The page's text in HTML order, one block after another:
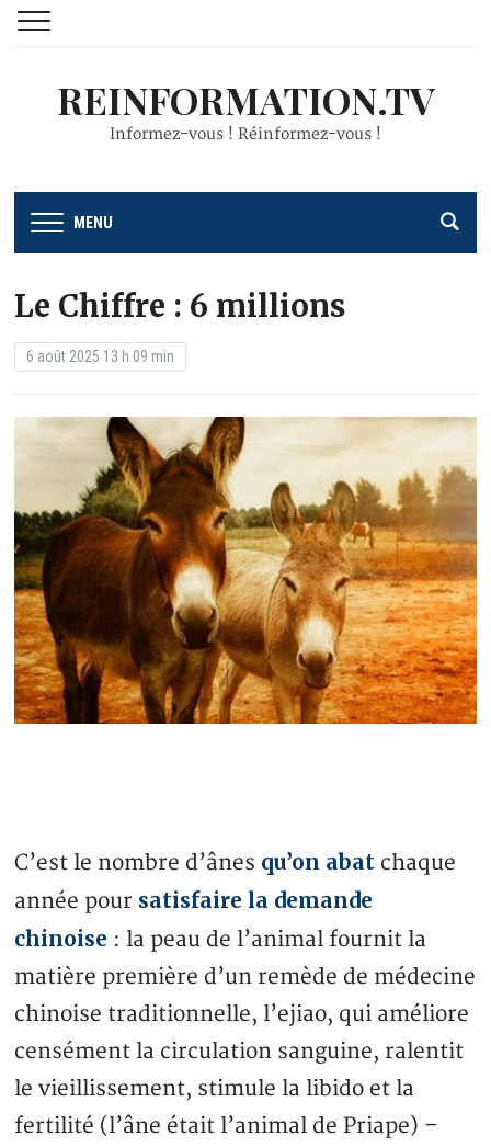
REINFORMATION.TV
Informez-vous ! Réinformez-vous !
MENU
Le Chiffre : 6 millions
6 août 2025 13 h 09 min
C’est le nombre d’ânes qu’on abat chaque
année pour satisfaire la demande
chinoise : la peau de l’animal fournit la
matière première d’un remède de médecine
chinoise traditionnelle, l’ejiao, qui améliore
censément la circulation sanguine, ralentit
le vieillissement, stimule la libido et la
fertilité (l’âne était l’animal de Priape) –